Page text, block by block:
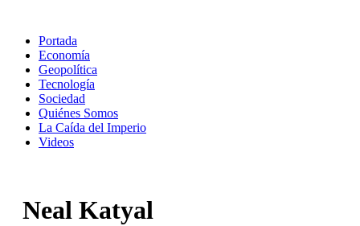
Portada
Economía
Geopolítica
Tecnología
Sociedad
Quiénes Somos
La Caída del Imperio
Videos
Neal Katyal